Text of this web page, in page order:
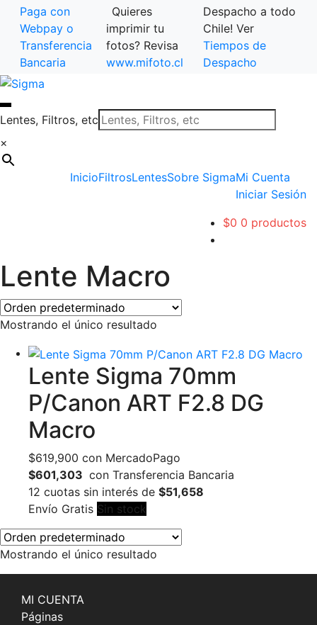
Paga con
Webpay o
Transferencia
Bancaria
Quieres
imprimir tu
fotos? Revisa
www.mifoto.cl
Despacho a todo
Chile! Ver
Tiempos de
Despacho
Ir
la
Saltar
contenido
Lentes, Filtros, etc
×
InicioFiltrosLentesSobre SigmaMi Cuenta
Iniciar Sesión
$0 0 productos
Lente Macro
Mostrando el único resultado
Lente Sigma 70mm
P/Canon ART F2.8 DG
Macro
$619,900 con MercadoPago
$601,303 con Transferencia Bancaria
12 cuotas sin interés de $51,658
Envío Gratis Sin stock
Mostrando el único resultado
MI CUENTA
Páginas